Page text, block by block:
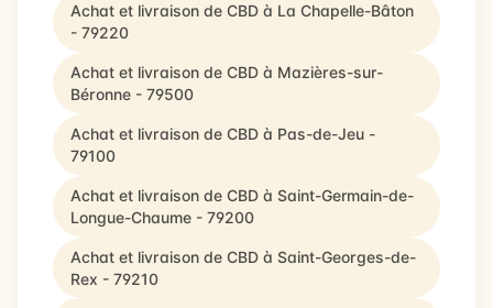
Achat et livraison de CBD à La Chapelle-Bâton
- 79220
Achat et livraison de CBD à Mazières-sur-
Béronne - 79500
Achat et livraison de CBD à Pas-de-Jeu -
79100
Achat et livraison de CBD à Saint-Germain-de-
Longue-Chaume - 79200
Achat et livraison de CBD à Saint-Georges-de-
Rex - 79210